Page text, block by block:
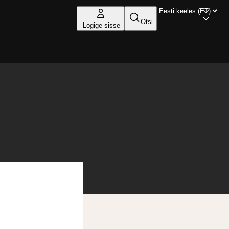
Logige sisse Otsi